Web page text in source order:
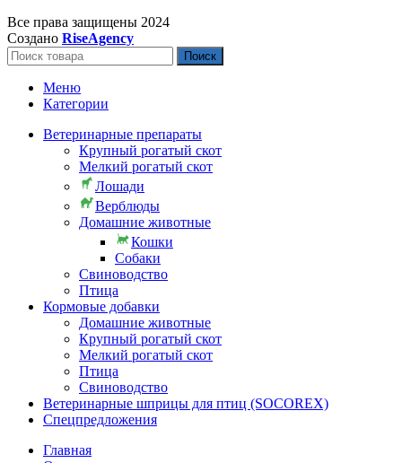
Все права защищены 2024
Создано RiseAgency
Поиск
Меню
Категории
Ветеринарные препараты
Крупный рогатый скот
Мелкий рогатый скот
Лошади
Верблюды
Домашние животные
Кошки
Собаки
Свиноводство
Птица
Кормовые добавки
Домашние животные
Крупный рогатый скот
Мелкий рогатый скот
Птица
Свиноводство
Ветеринарные шприцы для птиц (SOCOREX)
Спецпредложения
Главная